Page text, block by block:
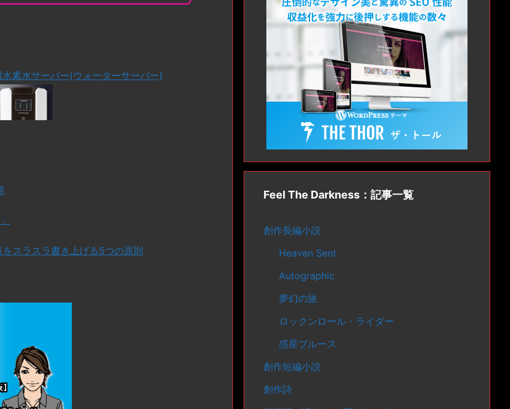
素水サーバー(ウォーターサーバー)
スラスラ書き上げる5つの原則
Feel The Darkness：記事一覧
創作長編小説
Heaven Sent
Autographic
夢幻の旅
ロックンロール・ライダー
惑星ブルース
創作短編小説
創作詩